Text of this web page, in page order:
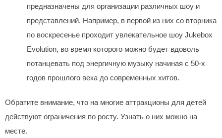
предназначены для организации различных шоу и
представлений. Например, в первой из них со вторника
по воскресенье проходит увлекательное шоу Jukebox
Evolution, во время которого можно будет вдоволь
потанцевать под энергичную музыку начиная с 50-х
годов прошлого века до современных хитов.
Обратите внимание, что на многие аттракционы для детей
действуют ограничения по росту. Узнать о них можно на
месте.